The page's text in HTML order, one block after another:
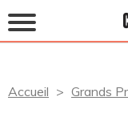
Accueil Grands